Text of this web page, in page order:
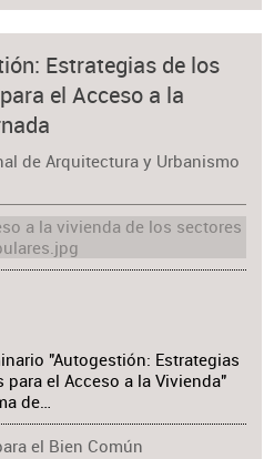
Estrategias de los
el Acceso a la
de Arquitectura y Urbanismo
"Autogestión: Estrategias
el Acceso a la Vivienda"
de…
el Bien Común